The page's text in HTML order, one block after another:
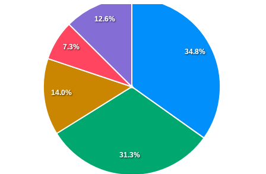
34.8%
31.3%
14.0%
7.3%
12.6%